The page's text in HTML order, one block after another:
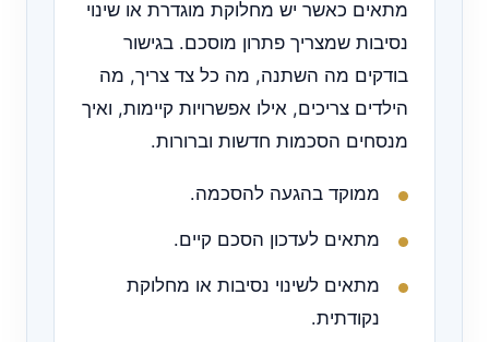
מתאים כאשר יש מחלוקת מוגדרת או שינוי
נסיבות שמצריך פתרון מוסכם. בגישור
בודקים מה השתנה, מה כל צד צריך, מה
הילדים צריכים, אילו אפשרויות קיימות, ואיך
מנסחים הסכמות חדשות וברורות.
ממוקד בהגעה להסכמה.
מתאים לעדכון הסכם קיים.
מתאים לשינוי נסיבות או מחלוקת
נקודתית.